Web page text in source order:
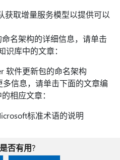
获取增量服务模型以提供可以
架构的详细信息，请单击
库中的文章：
软件更新包的命名架构
息，请单击下面的文章编
相应文章：
标准术语的说明
否有用?